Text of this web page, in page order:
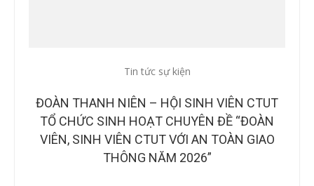
Tin tức sự kiện
CÔNG BỐ BAN GIÁM KHẢO TẠI CHUNG KẾT
CUỘC THI “Ý TƯỞNG KHỞI NGHIỆP, ĐỔI MỚI
SÁNG TẠO CTUT STARTUP LẦN IV, NĂM
2026”